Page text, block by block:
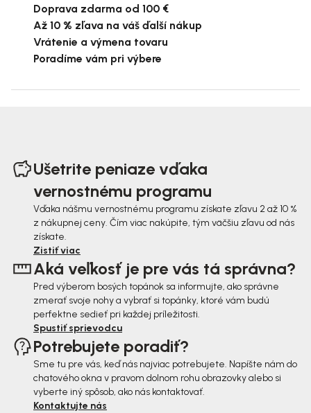
Doprava zdarma od 100 €
Až 10 % zľava na váš ďalší nákup
Vrátenie a výmena tovaru
Poradíme vám pri výbere
Ušetrite peniaze vďaka
vernostnému programu
Vďaka nášmu vernostnému programu získate zľavu 2 až 10 %
z nákupnej ceny. Čím viac nakúpite, tým väčšiu zľavu od nás
získate.
Zistiť viac
Aká veľkosť je pre vás tá správna?
Pred výberom bosých topánok sa informujte, ako správne
zmerať svoje nohy a vybrať si topánky, ktoré vám budú
perfektne sedieť pri každej príležitosti.
Spustiť sprievodcu
Potrebujete poradiť?
Sme tu pre vás, keď nás najviac potrebujete. Napíšte nám do
chatového okna v pravom dolnom rohu obrazovky alebo si
vyberte iný spôsob, ako nás kontaktovať.
Kontaktujte nás